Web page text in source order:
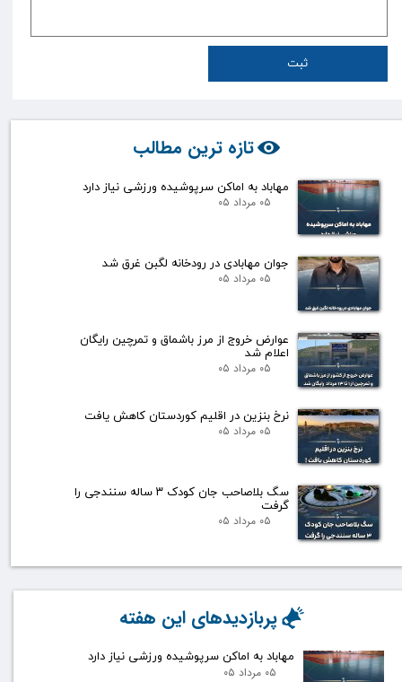
تازه ترین مطالب
مهاباد به اماکن سرپوشیده ورزشی نیاز دارد
۰۵ مرداد ۰۵
جوان مهابادی در رودخانه لگبن غرق شد
۰۵ مرداد ۰۵
عوارض خروج از مرز باشماق و تمرچین رایگان
اعلام شد
۰۵ مرداد ۰۵
نرخ بنزین در اقلیم کوردستان کاهش یافت
۰۵ مرداد ۰۵
سگ بلاصاحب جان کودک ۳ ساله سنندجی را
گرفت
۰۵ مرداد ۰۵
مهاباد به اماکن سرپوشیده ورزشی نیاز دارد
۰۵ مرداد ۰۵
پربازدیدهای این هفته
ثبت